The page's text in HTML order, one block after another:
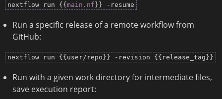
nextflow run {{main.nf}} -resume
Run a specific release of a remote workflow from
GitHub:
nextflow run {{user/repo}} -revision {{release_tag}}
Run with a given work directory for intermediate files,
save execution report: